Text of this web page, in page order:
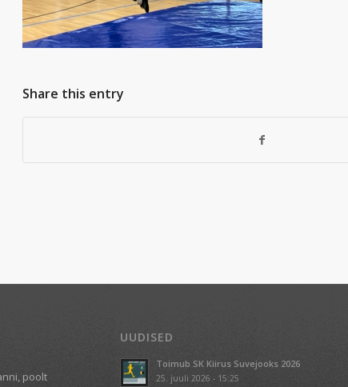
Share this entry
poolt
UUDISED
Toimub SK Kiirus Suvejooks 2026
25. juuli 2026 - 15:25